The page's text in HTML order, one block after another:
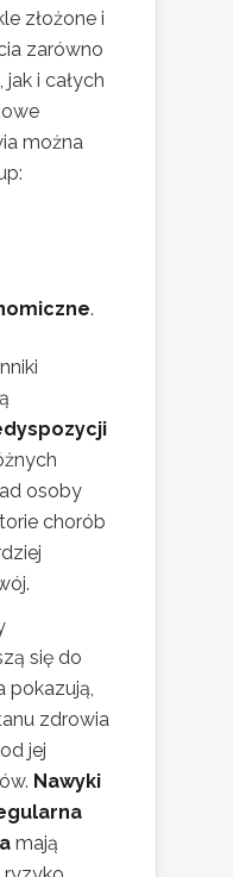
złożone i
zarówno
i całych
można
.
osoby
chorób
się do
pokazują,
zdrowia
jej
Nawyki
mają